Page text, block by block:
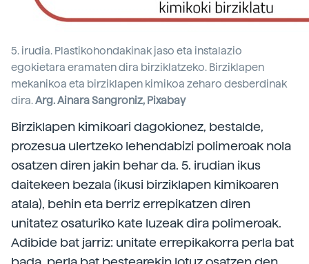
5. irudia. Plastikohondakinak jaso eta instalazio
egokietara eramaten dira birziklatzeko. Birziklapen
mekanikoa eta birziklapen kimikoa zeharo desberdinak
dira.Arg. Ainara Sangroniz, Pixabay
Birziklapen kimikoari dagokionez, bestalde,
prozesua ulertzeko lehendabizi polimeroak nola
osatzen diren jakin behar da. 5. irudian ikus
daitekeen bezala (ikusi birziklapen kimikoaren
atala), behin eta berriz errepikatzen diren
unitatez osaturiko kate luzeak dira polimeroak.
Adibide bat jarriz: unitate errepikakorra perla bat